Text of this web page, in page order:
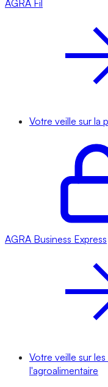
AGRA Fil
Votre veille sur la
AGRA Business Express
Votre veille sur
l'agroalimentaire